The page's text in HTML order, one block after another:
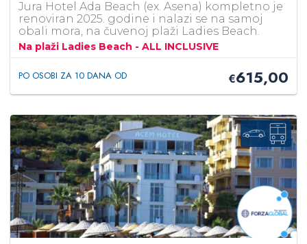
Jura Hotel Ada Beach (ex. Asena) kompletno je
renoviran 2025. godine i nalazi se na samoj
obali mora, na čuvenoj plaži Ladies Beach.
Na plaži Ladies Beach - ALL INCLUSIVE
PO OSOBI ZA 10 DANA OD €615,00